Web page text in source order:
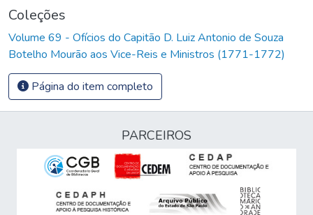
Coleções
Volume 69 - Ofícios do Capitão D. Luiz Antonio de Souza
Botelho Mourão aos Vice-Reis e Ministros (1771-1772)
Página do item completo
PARCEIROS